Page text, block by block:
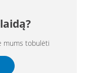
mums tobulėti